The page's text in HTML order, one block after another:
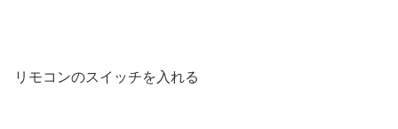
リモコンのスイッチを入れる